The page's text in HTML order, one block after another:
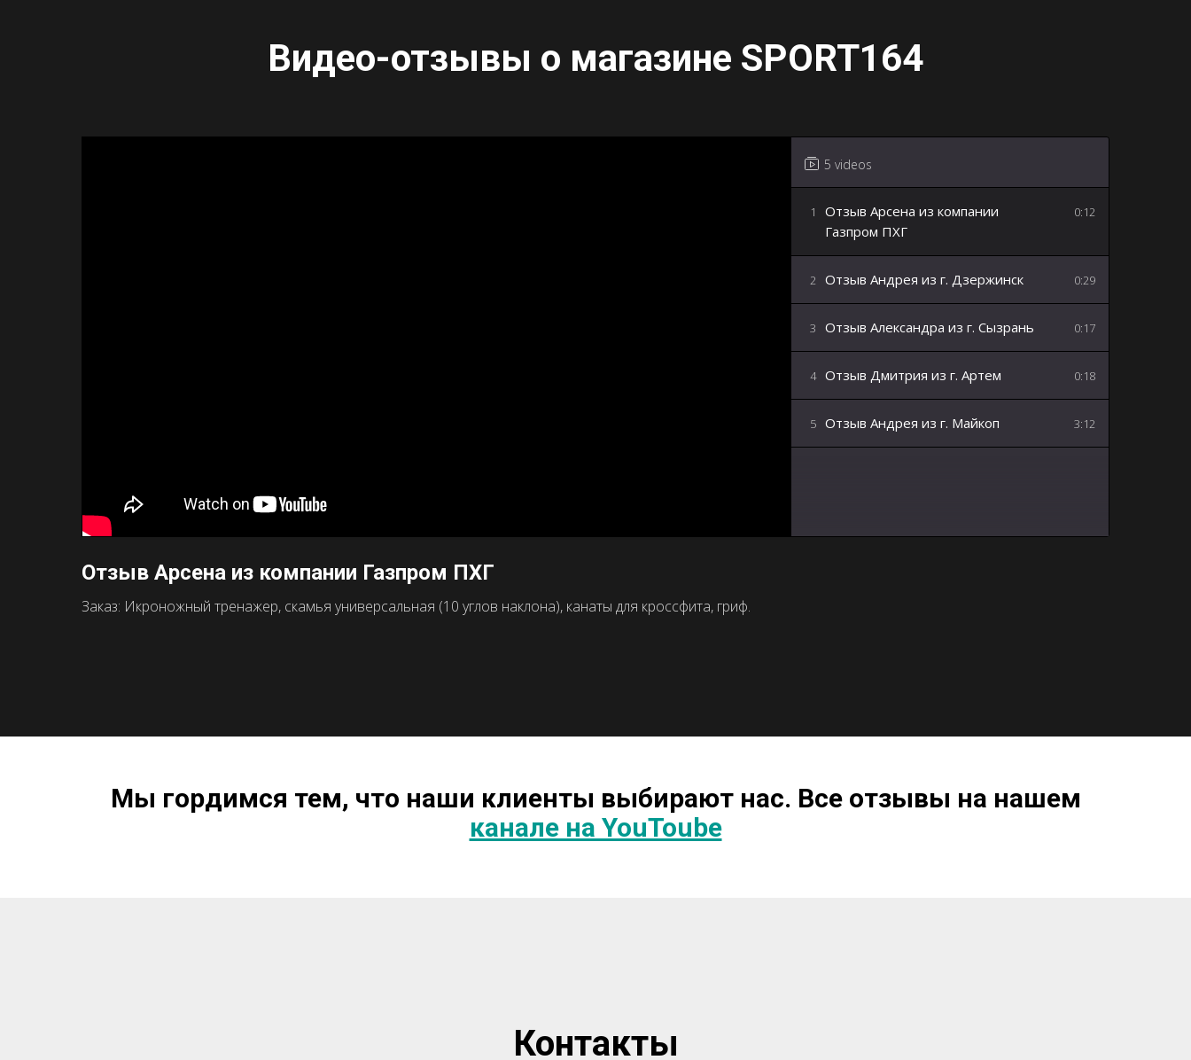
Видео-отзывы о магазине SPORT164
5 videos
1
Отзыв Арсена из компании
Газпром ПХГ
0:12
2 Отзыв Андрея из г. Дзержинск 0:29
3 Отзыв Александра из г. Сызрань 0:17
4 Отзыв Дмитрия из г. Артем 0:18
5 Отзыв Андрея из г. Майкоп 3:12
Отзыв Арсена из компании Газпром ПХГ
Заказ: Икроножный тренажер, скамья универсальная (10 углов наклона), канаты для кроссфита, гриф.
Мы гордимся тем, что наши клиенты выбирают нас. Все отзывы на нашем
канале на YouToube
Контакты